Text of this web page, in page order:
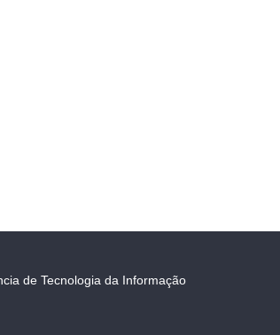
de Tecnologia da Informação